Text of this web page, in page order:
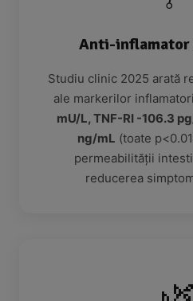
Anti-inflamator
Studiu clinic 2025 arată
ale markerilor
mU/L, TNF-RI -106.3
ng/mL (toate
permeabilității
reducerea